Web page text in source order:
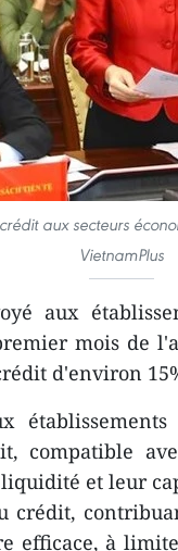
aux secteurs
VietnamPlus
aux
mois de
d'environ
compatible
et leur
crédit,
efficace, à